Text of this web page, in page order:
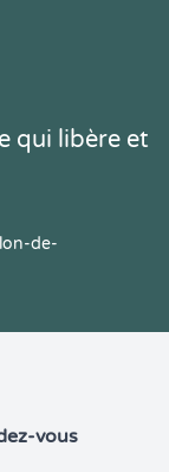
qui libère et
de-
vous